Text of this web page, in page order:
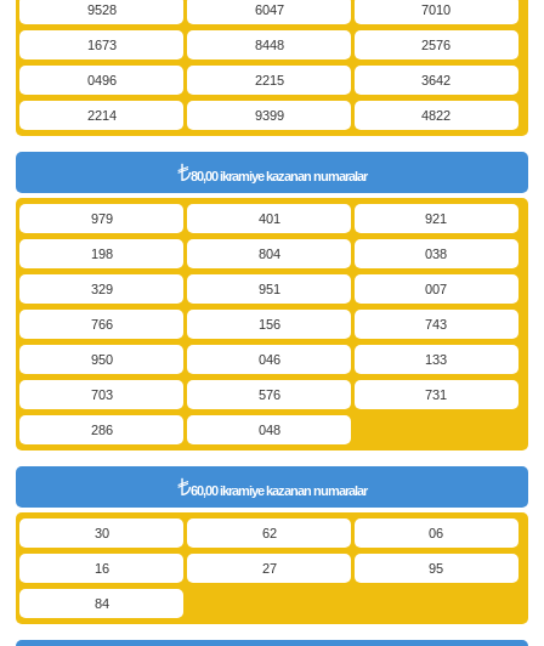
9528 6047 7010
1673 8448 2576
0496 2215 3642
2214 9399 4822
80,00 ikramiye kazanan numaralar
979 401 921
198 804 038
329 951 007
766 156 743
950 046 133
703 576 731
286 048
60,00 ikramiye kazanan numaralar
30 62 06
16 27 95
84